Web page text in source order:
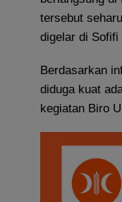
tersebut
digelar di Sofifi
Berdasarkan
diduga kuat
kegiatan Biro